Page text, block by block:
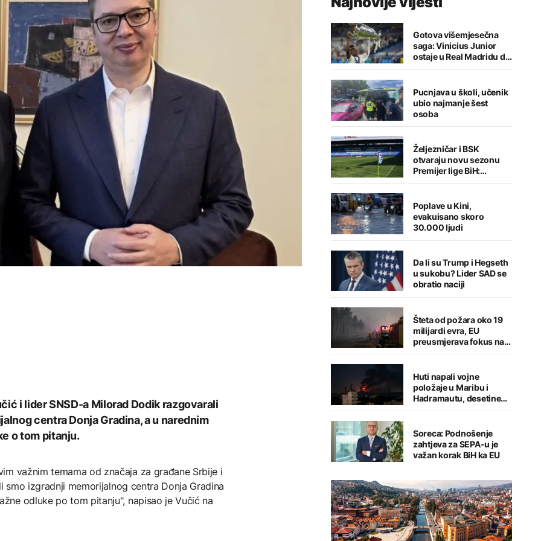
i lider SNSD-a Milorad Dodik razgovarali
centra Donja Gradina, a u narednim
o tom pitanju.
važnim temama od značaja za građane Srbije i
smo izgradnji memorijalnog centra Donja Gradina
odluke po tom pitanju", napisao je Vučić na
Gotova višemjesečna
saga: Vinicius Junior
ostaje u Real Madridu do
2032. godine
Pucnjava u školi, učenik
ubio najmanje šest
osoba
Željezničar i BSK
otvaraju novu sezonu
Premijer lige BiH:
Sarajlije u problemima,
Poplave u Kini,
evakuisano skoro
30.000 ljudi
Da li su Trump i Hegseth
u sukobu? Lider SAD se
obratio naciji
Šteta od požara oko 19
milijardi evra, EU
preusmjerava fokus na
prevenciju
Huti napali vojne
položaje u Maribu i
Hadramautu, desetine
stradalih
Soreca: Podnošenje
zahtjeva za SEPA-u je
važan korak BiH ka EU